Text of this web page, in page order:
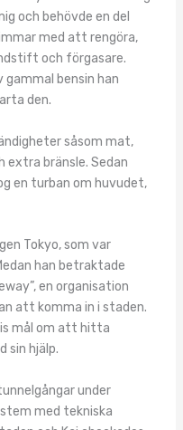
och behövde en del
med att rengöra,
och förgasare.
bensin han
den.
såsom mat,
bränsle. Sedan
en turban om huvudet,
Tokyo, som var
han betraktade
en organisation
att komma in i staden.
mål om att hitta
sin hjälp.
under
med tekniska